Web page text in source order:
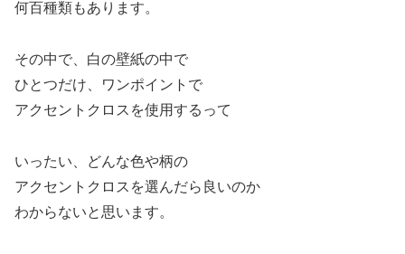
何百種類もあります。
その中で、白の壁紙の中で
ひとつだけ、ワンポイントで
アクセントクロスを使用するって
いったい、どんな色や柄の
アクセントクロスを選んだら良いのか
わからないと思います。